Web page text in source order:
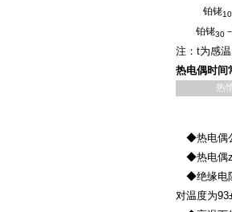
铂铑10
铂铑30
注：t为感
热电偶时间
热
◆热电偶
◆热电偶
◆绝缘电
对温度为